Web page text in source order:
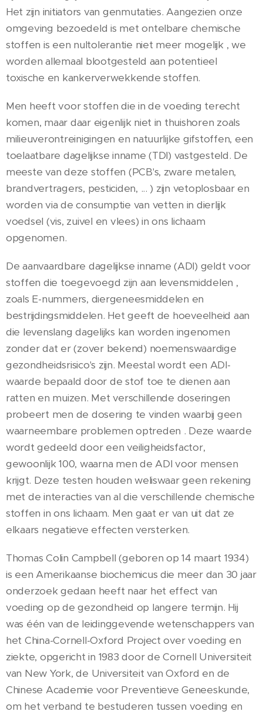
Het zijn initiators van genmutaties. Aangezien onze
omgeving bezoedeld is met ontelbare chemische
stoffen is een nultolerantie niet meer mogelijk , we
worden allemaal blootgesteld aan potentieel
toxische en kankerverwekkende stoffen.
Men heeft voor stoffen die in de voeding terecht
komen, maar daar eigenlijk niet in thuishoren zoals
milieuverontreinigingen en natuurlijke gifstoffen, een
toelaatbare dagelijkse inname (TDI) vastgesteld. De
meeste van deze stoffen (PCB's, zware metalen,
brandvertragers, pesticiden, ... ) zijn vetoplosbaar en
worden via de consumptie van vetten in dierlijk
voedsel (vis, zuivel en vlees) in ons lichaam
opgenomen.
De aanvaardbare dagelijkse inname (ADI) geldt voor
stoffen die toegevoegd zijn aan levensmiddelen ,
zoals E-nummers, diergeneesmiddelen en
bestrijdingsmiddelen. Het geeft de hoeveelheid aan
die levenslang dagelijks kan worden ingenomen
zonder dat er (zover bekend) noemenswaardige
gezondheidsrisico's zijn. Meestal wordt een ADI-
waarde bepaald door de stof toe te dienen aan
ratten en muizen. Met verschillende doseringen
probeert men de dosering te vinden waarbij geen
waarneembare problemen optreden . Deze waarde
wordt gedeeld door een veiligheidsfactor,
gewoonlijk 100, waarna men de ADI voor mensen
krijgt. Deze testen houden weliswaar geen rekening
met de interacties van al die verschillende chemische
stoffen in ons lichaam. Men gaat er van uit dat ze
elkaars negatieve effecten versterken.
Thomas Colin Campbell (geboren op 14 maart 1934)
is een Amerikaanse biochemicus die meer dan 30 jaar
onderzoek gedaan heeft naar het effect van
voeding op de gezondheid op langere termijn. Hij
was één van de leidinggevende wetenschappers van
het China-Cornell-Oxford Project over voeding en
ziekte, opgericht in 1983 door de Cornell Universiteit
van New York, de Universiteit van Oxford en de
Chinese Academie voor Preventieve Geneeskunde,
om het verband te bestuderen tussen voeding en